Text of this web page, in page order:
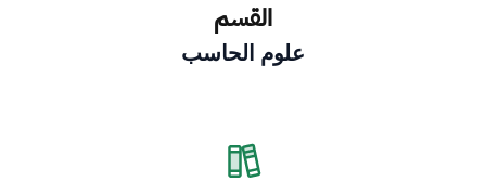
القسم
علوم الحاسب